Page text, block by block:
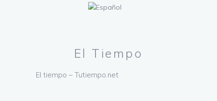
El Tiempo
El tiempo – Tutiempo.net